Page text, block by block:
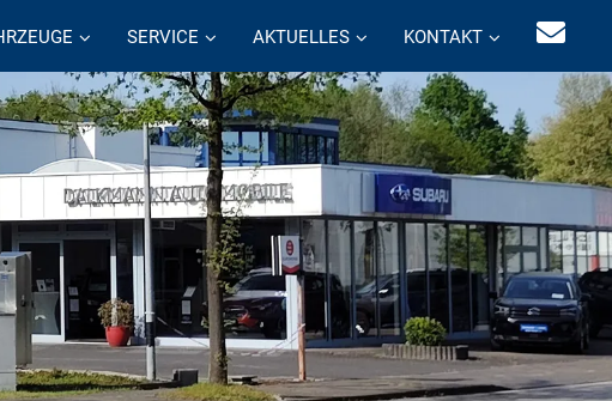
SERVICE AKTUELLES KONTAKT